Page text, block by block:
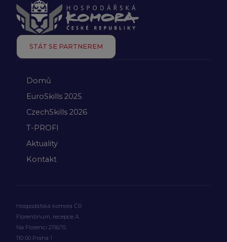
STÁT SE PARTNEREM
Domů
EuroSkills 2025
CzechSkills 2026
T-PROFI
Aktuality
Kontakt
Hospodářská komora ČR
Florentinum, recepce A
Na Florenci 2116/15
110 00 Praha 1